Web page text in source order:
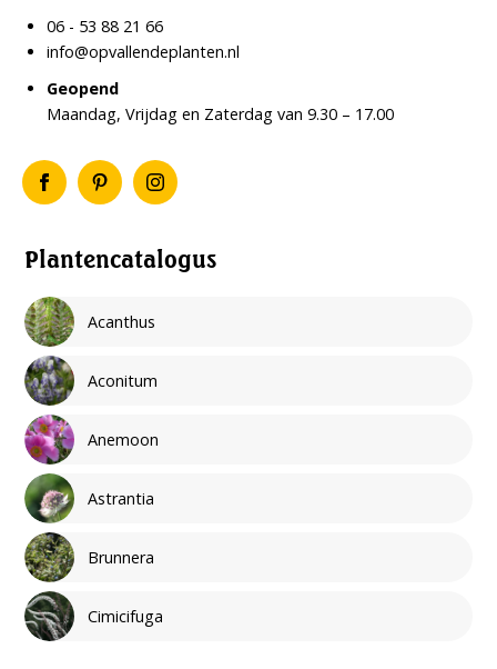
Plantencatalogus
Acanthus
Aconitum
Anemoon
Astrantia
Brunnera
Cimicifuga
06 - 53 88 21 66
info@opvallendeplanten.nl
Geopend
Maandag, Vrijdag en Zaterdag van 9.30 – 17.00